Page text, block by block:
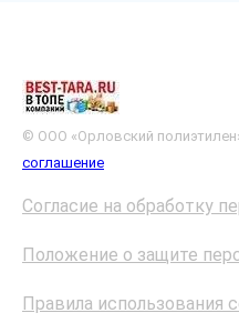
© ООО «Орловский
соглашение
Согласие на обработку
Положение о защите
Правила использования